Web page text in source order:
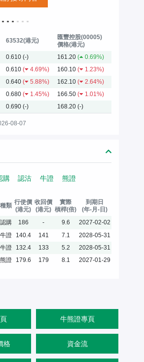
63532(港元)
匯豐控股(00005)
價格(港元)
0.610 (-) 161.20 (
0.69%)
0.610 ( 4.69%) 160.10 (
1.23%)
0.640 ( 5.88%) 162.10 (
2.64%)
0.680 ( 1.45%) 166.50 (
1.01%)
0.690 (-) 168.20 (-)
08-07
購 認沽 牛證 熊證
種類 行使價
(港元)
收回價
(港元)
實際
槓桿(倍)
到期日
(年-月-日)
認購 186 - 9.6
2027-02-02
牛證 140.4 141 7.1
2028-05-31
牛證 132.4 133 5.2
2028-05-31
熊證 179.6 179 8.1 2027-01-29
牛熊證專頁
格 資金流